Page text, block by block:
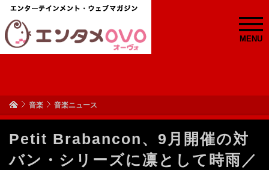
MENU
音楽 音楽ニュース
Petit Brabancon、9月開催の対
バン・シリーズに凛として時雨／